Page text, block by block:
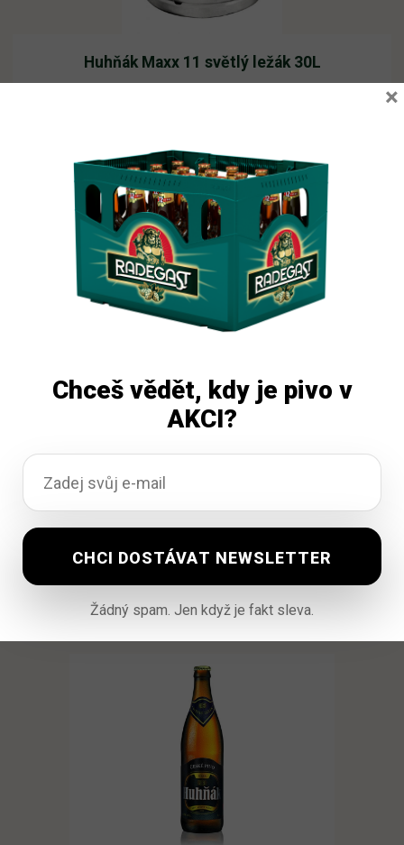
Huhňák Maxx 11 světlý ležák 30L
1 112,80
Přidat do košíku
Holba 12 premium 20×0,5L
Vyprodáno
0,00Kč vč. DPH
Čtěte více
Chceš vědět, kdy je pivo v
AKCI?
Žádný spam. Jen když je fakt sleva.
×